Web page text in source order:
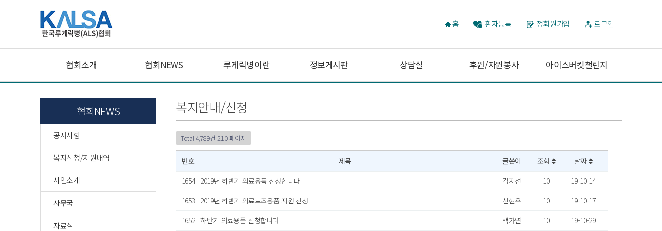
홈 환자등록 정회원가입 로그인
협회소개 협회NEWS 루게릭병이란 정보게시판 상담실 후원/자원봉사 아이스버킷챌린지
협회NEWS
공지사항
복지신청/지원내역
사업소개
사무국
자료실
복지안내/신청
Total 4,789건 210 페이지
번호 제목 글쓴이 조회 날짜
1654 2019년 하반기 의료용품 신청합니다 김지선 10
19-10-14
1653
2019년 하반기 의료보조용품 지원 신청 신현우 10
19-10-17
1652 하반기 의료용품 신청합니다 백가연 10
19-10-29